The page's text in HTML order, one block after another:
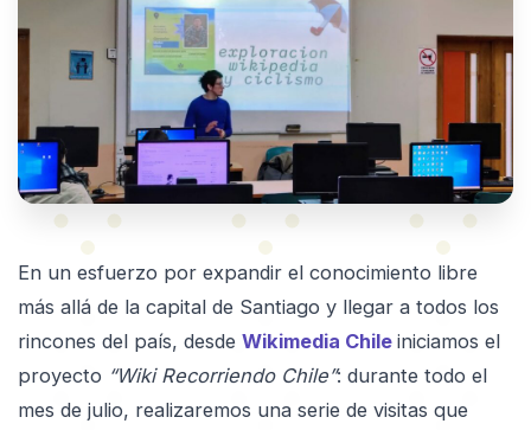
En un esfuerzo por expandir el conocimiento libre
más allá de la capital de Santiago y llegar a todos los
rincones del país, desde Wikimedia Chile iniciamos el
proyecto “Wiki Recorriendo Chile”: durante todo el
mes de julio, realizaremos una serie de visitas que